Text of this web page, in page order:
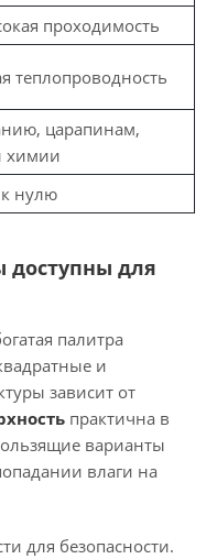
проходимость
теплопроводность
царапинам,
химии
нулю
для
палитра
и
зависит от
практична в
варианты
влаги на
для безопасности.